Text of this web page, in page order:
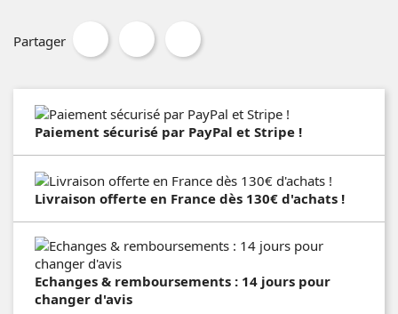
Partager
Paiement sécurisé par PayPal et Stripe !
Livraison offerte en France dès 130€ d'achats !
Echanges & remboursements : 14 jours pour
changer d'avis